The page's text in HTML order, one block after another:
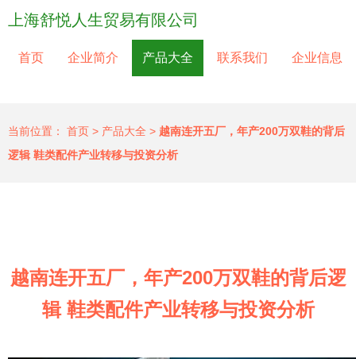
上海舒悦人生贸易有限公司
首页 企业简介 产品大全 联系我们 企业信息
当前位置： 首页 > 产品大全 > 越南连开五厂，年产200万双鞋的背后
逻辑 鞋类配件产业转移与投资分析
越南连开五厂，年产200万双鞋的背后逻
辑 鞋类配件产业转移与投资分析